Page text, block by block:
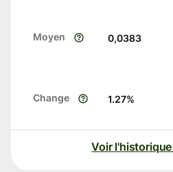
Moyen 0,0383
Change 1.27%
Voir